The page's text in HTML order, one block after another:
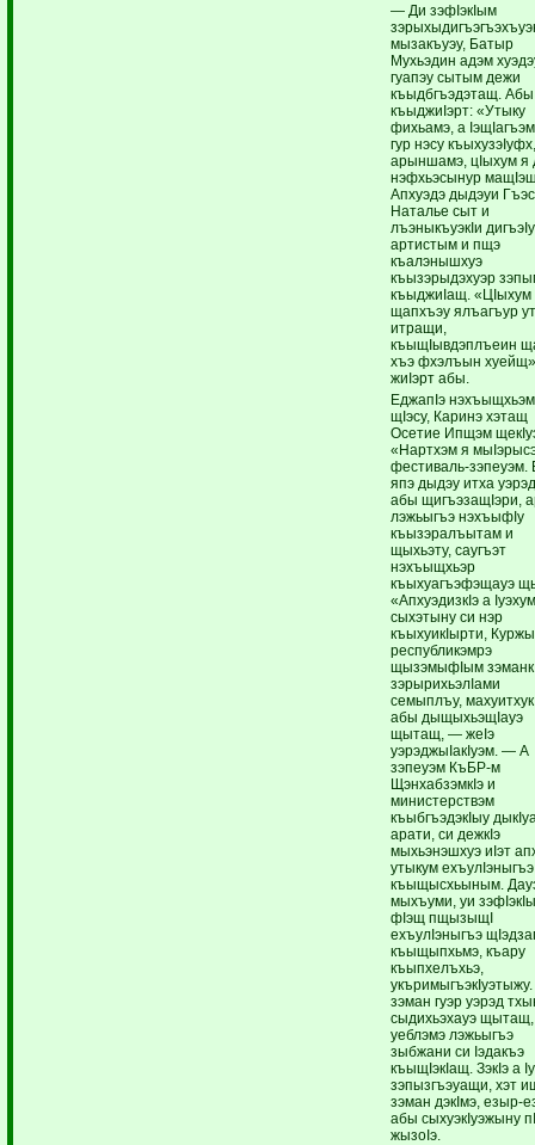
— Ди зэфIэкIым
мызакъуэу, Батыр
Мухьэдин адэм
гуапэу сытым дежи
къыдбгъэдэтащ. Абы
къыджиIэрт: «Утыку
фихьамэ, а
гур нэсу
арыншамэ, цIыхум я
нэфхьэсынур
Апхуэдэ дыдэуи
Наталье сыт и
лъэныкъуэкIи
артистым и пщэ
къалэнышхуэ
къызэрыдэхуэр
къыджиIащ. «ЦIыхум
щапхъэу ялъагъур
итращи,
къыщIывдэплъеин
хъэ фхэлъын
жиIэрт абы.
ЕджапIэ нэхъыщхьэм
щIэсу, Каринэ хэтащ
Осетие Ипщэм
«Нартхэм я
фестиваль-зэпеуэм.
япэ дыдэу итха
абы щигъэзащIэри,
лэжьыгъэ нэхъыфIу
къызэралъытам и
щыхьэту, саугъэт
нэхъыщхьэр
къыхуагъэфэщауэ
«АпхуэдизкIэ а
сыхэтыну си нэр
къыхуикIырти,
республикэмрэ
щызэмыфIым
зэрырихьэлIами
семыплъу,
абы дыщыхьэщIауэ
щытащ, — жеIэ
уэрэджыIакIуэм. — А
зэпеуэм КъБР-м
ЩэнхабзэмкIэ и
министерствэм
къыбгъэдэкIыу
арати, си дежкIэ
мыхьэнэшхуэ иIэт
утыкум ехъулIэныгъэ
къыщысхьыным.
мыхъуми, уи
фIэщ пщызыщI
ехъулIэныгъэ
къыщыпхьмэ, къару
къыпхелъхьэ,
зэман гуэр уэрэд
сыдихьэхауэ щытащ,
уеблэмэ лэжьыгъэ
зыбжани си Iэдакъэ
къыщIэкIащ. ЗэкIэ а
зэпызгъэуащи, хэт
зэман дэкIмэ, езыр-
абы сыхуэкIуэжыну
жызоIэ.